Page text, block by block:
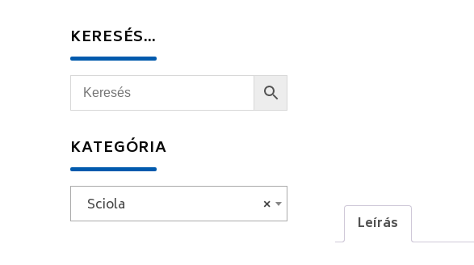
Leírás
KERESÉS…
KATEGÓRIA
×
Sciola